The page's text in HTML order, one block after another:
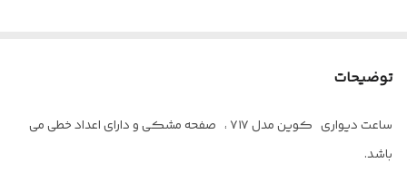
توضیحات
ساعت دیواری کوین مدل ۷۱۷ ، صفحه مشکی و دارای اعداد خطی می
باشد.